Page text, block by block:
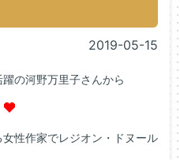
2019-05-15
の河野万里子さんから
性作家でレジオン・ドヌール